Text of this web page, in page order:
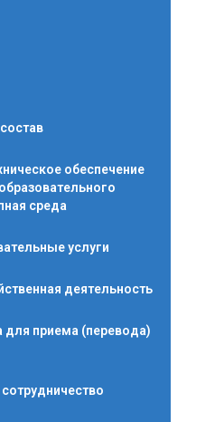
обеспечение
среда
услуги
деятельность
для приема (перевода)